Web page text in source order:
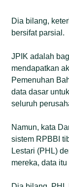
Dia bilang,
bersifat parsial.
JPIK adalah
mendapatkan
Pemenuhan
data dasar
seluruh
Namun, kata
sistem RPBBI
Lestari (PHL)
mereka, data itu